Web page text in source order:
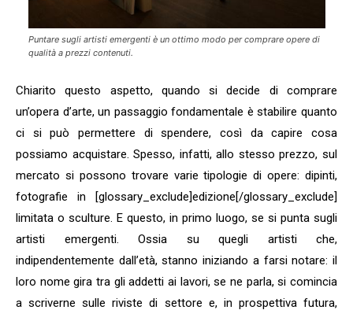
Puntare sugli artisti emergenti è un ottimo modo per comprare opere di
qualità a prezzi contenuti.
Chiarito questo aspetto, quando si decide di comprare
un’opera d’arte, un passaggio fondamentale è stabilire quanto
ci si può permettere di spendere, così da capire cosa
possiamo acquistare. Spesso, infatti, allo stesso prezzo, sul
mercato si possono trovare varie tipologie di opere: dipinti,
fotografie in [glossary_exclude]edizione[/glossary_exclude]
limitata o sculture. E questo, in primo luogo, se si punta sugli
artisti emergenti. Ossia su quegli artisti che,
indipendentemente dall’età, stanno iniziando a farsi notare: il
loro nome gira tra gli addetti ai lavori, se ne parla, si comincia
a scriverne sulle riviste di settore e, in prospettiva futura,